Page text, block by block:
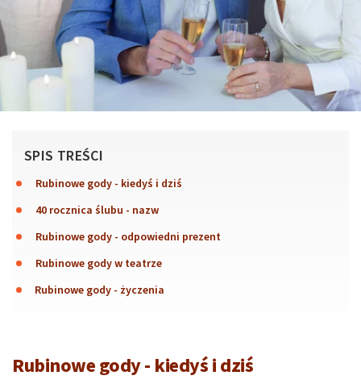
SPIS TREŚCI
Rubinowe gody - kiedyś i dziś
40 rocznica ślubu - nazw
Rubinowe gody - odpowiedni prezent
Rubinowe gody w teatrze
Rubinowe gody - życzenia
Rubinowe gody - kiedyś i dziś